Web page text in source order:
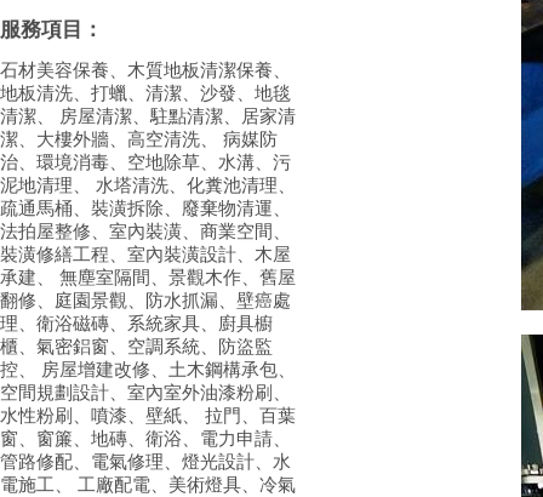
服務項目：
石材美容保養、木質地板清潔保養、
地板清洗、打蠟、清潔、沙發、地毯
清潔、 房屋清潔、駐點清潔、居家清
潔、大樓外牆、高空清洗、 病媒防
治、環境消毒、空地除草、水溝、污
泥地清理、 水塔清洗、化糞池清理、
疏通馬桶、裝潢拆除、廢棄物清運、
法拍屋整修、室內裝潢、商業空間、
裝潢修繕工程、室內裝潢設計、木屋
承建、 無塵室隔間、景觀木作、舊屋
翻修、庭園景觀、防水抓漏、壁癌處
理、衛浴磁磚、系統家具、廚具櫥
櫃、氣密鋁窗、空調系統、防盜監
控、 房屋增建改修、土木鋼構承包、
空間規劃設計、室內室外油漆粉刷、
水性粉刷、噴漆、壁紙、 拉門、百葉
窗、窗簾、地磚、衛浴、電力申請、
管路修配、電氣修理、燈光設計、水
電施工、 工廠配電、美術燈具、冷氣